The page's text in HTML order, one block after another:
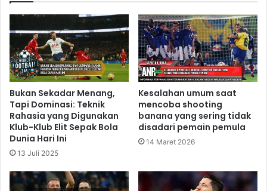
Bukan Sekadar Menang,
Tapi Dominasi: Teknik
Rahasia yang Digunakan
Klub-Klub Elit Sepak Bola
Dunia Hari Ini
13 Juli 2025
Kesalahan umum saat
mencoba shooting
banana yang sering tidak
disadari pemain pemula
14 Maret 2026